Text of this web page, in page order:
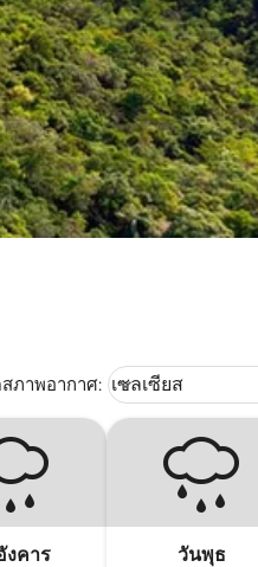
ภาพอากาศ: Weather unit
เซลเซียส
keyboard_arrow_down
งคาร วันพุธ